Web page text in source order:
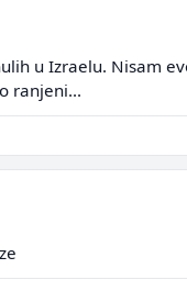
u Izraelu. Nisam
ranjeni...